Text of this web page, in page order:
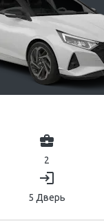
business_center
2
login
5 Дверь